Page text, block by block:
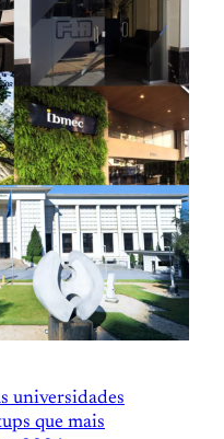
universidades
que mais